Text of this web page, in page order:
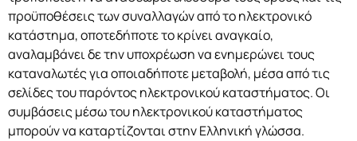
προϋποθέσεις των συναλλαγών από το ηλεκτρονικό
κατάστημα, οποτεδήποτε το κρίνει αναγκαίο,
αναλαμβάνει δε την υποχρέωση να ενημερώνει τους
καταναλωτές για οποιαδήποτε μεταβολή, μέσα από τις
σελίδες του παρόντος ηλεκτρονικού καταστήματος. Οι
συμβάσεις μέσω του ηλεκτρονικού καταστήματος
μπορούν να καταρτίζονται στην Ελληνική γλώσσα.